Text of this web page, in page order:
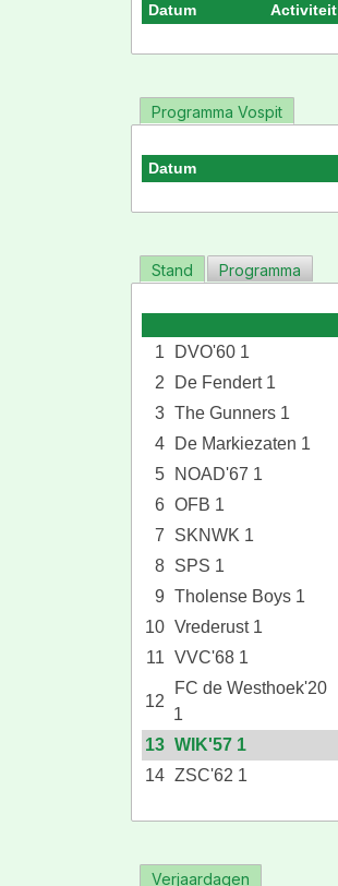
Datum Activiteit
Programma Vospit
Datum
Stand Programma
1 DVO'60 1
2
De Fendert 1
3 The Gunners 1
4
De Markiezaten 1
5
NOAD'67 1
6 OFB 1
7
SKNWK 1
8 SPS 1
9 Tholense Boys 1
10 Vrederust 1
11 VVC'68 1
12
FC de Westhoek'20
1
13 WIK'57 1
14 ZSC'62 1
Verjaardagen